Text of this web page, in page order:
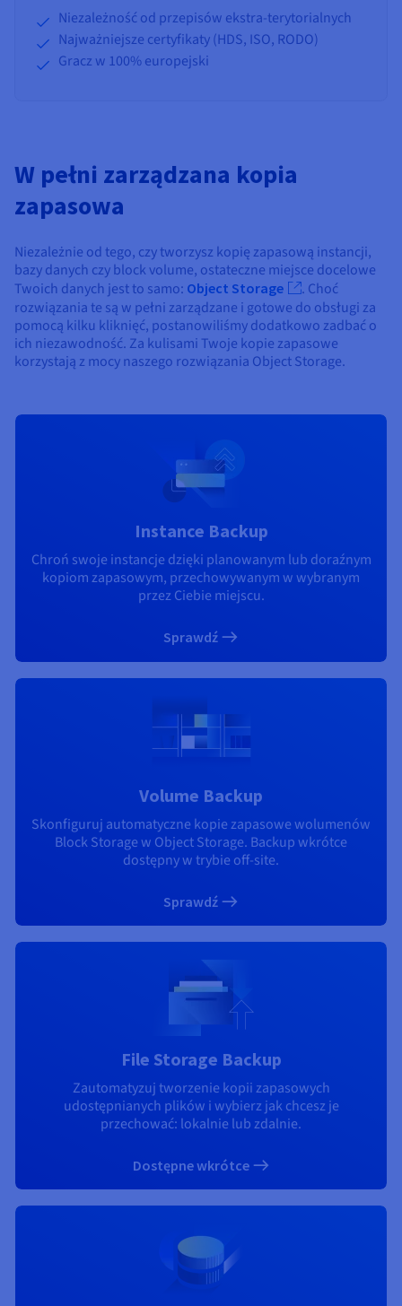
Niezależność od przepisów ekstra-terytorialnych
Najważniejsze certyfikaty (HDS, ISO, RODO)
Gracz w 100% europejski
W pełni zarządzana kopia
zapasowa
Niezależnie od tego, czy tworzysz kopię zapasową instancji,
bazy danych czy block volume, ostateczne miejsce docelowe
Twoich danych jest to samo: Object Storage
. Choć
rozwiązania te są w pełni zarządzane i gotowe do obsługi za
pomocą kilku kliknięć, postanowiliśmy dodatkowo zadbać o
ich niezawodność. Za kulisami Twoje kopie zapasowe
korzystają z mocy naszego rozwiązania Object Storage.
Instance Backup
Chroń swoje instancje dzięki planowanym lub doraźnym
kopiom zapasowym, przechowywanym w wybranym
przez Ciebie miejscu.
Sprawdź
Volume Backup
Skonfiguruj automatyczne kopie zapasowe wolumenów
Block Storage w Object Storage. Backup wkrótce
dostępny w trybie off-site.
Sprawdź
File Storage Backup
Zautomatyzuj tworzenie kopii zapasowych
udostępnianych plików i wybierz jak chcesz je
przechować: lokalnie lub zdalnie.
Dostępne wkrótce